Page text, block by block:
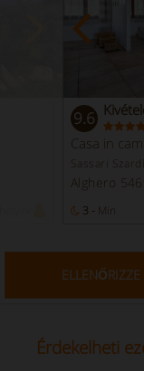
9.6
Casa in
Sassari
Alghero
3 - Min
Érdekelheti